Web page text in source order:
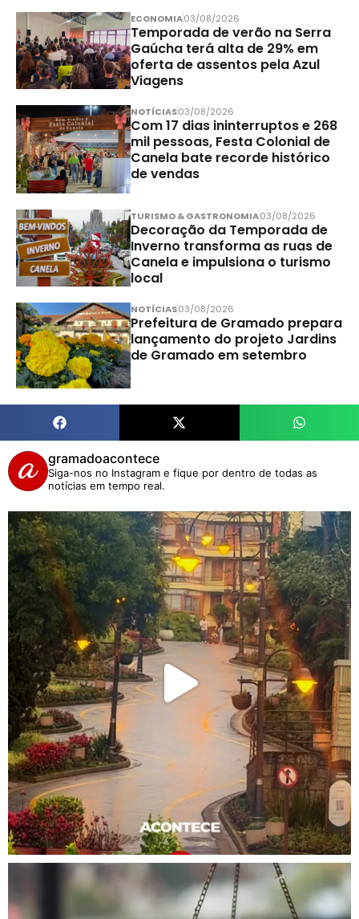
ECONOMIA03/08/2026
Temporada de verão na Serra
Gaúcha terá alta de 29% em
oferta de assentos pela Azul
Viagens
NOTÍCIAS03/08/2026
Com 17 dias ininterruptos e 268
mil pessoas, Festa Colonial de
Canela bate recorde histórico
de vendas
TURISMO & GASTRONOMIA03/08/2026
Decoração da Temporada de
Inverno transforma as ruas de
Canela e impulsiona o turismo
local
NOTÍCIAS03/08/2026
Prefeitura de Gramado prepara
lançamento do projeto Jardins
de Gramado em setembro
gramadoacontece
Siga-nos no Instagram e fique por dentro de todas as
notícias em tempo real.